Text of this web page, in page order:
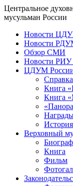
Центральное
мусульман России
Новости
Новости
Обзор СМИ
Новости
ЦДУМ
Книга
Книга
Верховный
Книга
Фильм